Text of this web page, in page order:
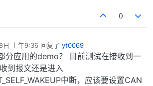
0
日 上午9:36 回复了 yt0069
分应用的demo？ 目前测试在接收到一
到报文还是进入
中断，应该要设置CAN